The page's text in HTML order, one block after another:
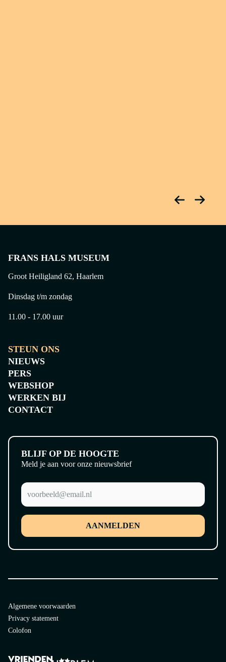
FRANS HALS MUSEUM
Groot Heiligland 62, Haarlem
Dinsdag t/m zondag
11.00 - 17.00 uur
STEUN ONS
NIEUWS
PERS
WEBSHOP
WERKEN BIJ
CONTACT
BLIJF OP DE HOOGTE
Meld je aan voor onze nieuwsbrief
AANMELDEN
Algemene voorwaarden
Privacy statement
Colofon